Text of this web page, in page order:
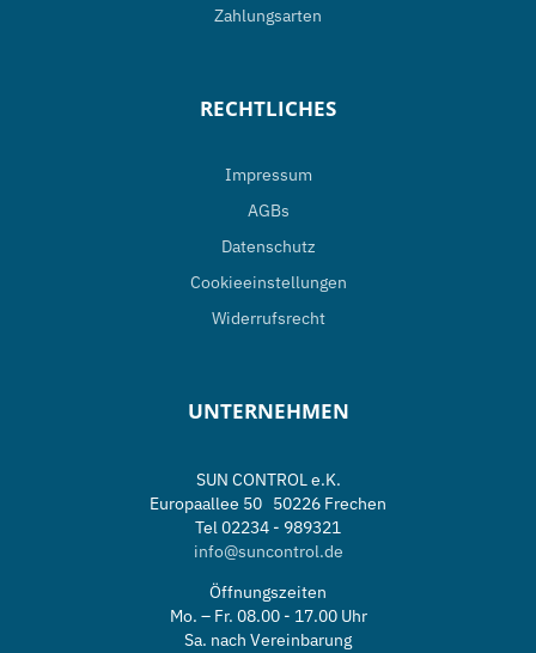
Zahlungsarten
RECHTLICHES
Impressum
AGBs
Datenschutz
Cookieeinstellungen
Widerrufsrecht
UNTERNEHMEN
SUN CONTROL e.K.
Europaallee 50 50226 Frechen
Tel 02234 - 989321
info@suncontrol.de
Öffnungszeiten
Mo. – Fr. 08.00 - 17.00 Uhr
Sa. nach Vereinbarung